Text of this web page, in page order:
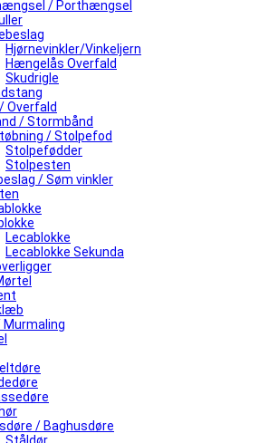
/ Porthængsel
Hjørnevinkler/Vinkeljern
Hængelås Overfald
Skudrigle
Overfald
/ Stormbånd
/ Stolpefod
Stolpefødder
Stolpesten
/ Søm vinkler
Lecablokke
Lecablokke Sekunda
Murmaling
/ Baghusdøre